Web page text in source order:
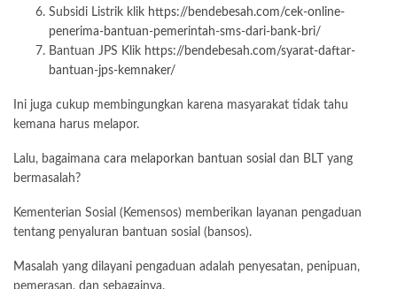
Subsidi Listrik klik https://bendebesah.com/cek-online-
penerima-bantuan-pemerintah-sms-dari-bank-bri/
Bantuan JPS Klik https://bendebesah.com/syarat-daftar-
bantuan-jps-kemnaker/
Ini juga cukup membingungkan karena masyarakat tidak tahu
kemana harus melapor.
Lalu, bagaimana cara melaporkan bantuan sosial dan BLT yang
bermasalah?
Kementerian Sosial (Kemensos) memberikan layanan pengaduan
tentang penyaluran bantuan sosial (bansos).
Masalah yang dilayani pengaduan adalah penyesatan, penipuan,
pemerasan, dan sebagainya.